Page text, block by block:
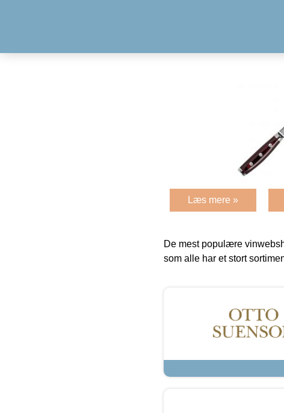
Læs mere »
De mest populære
som alle har et stort